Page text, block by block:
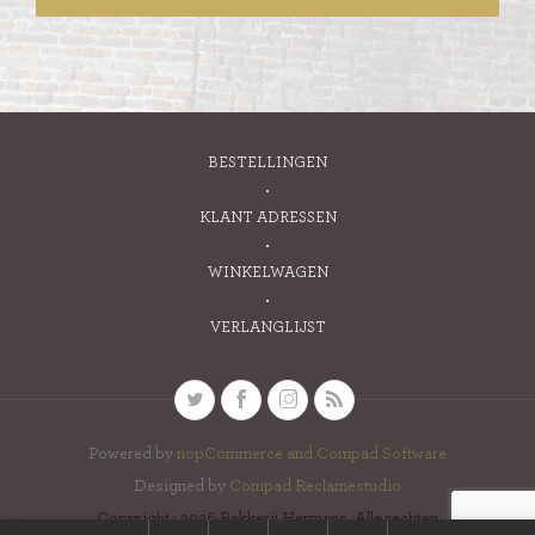
BESTELLINGEN
KLANT ADRESSEN
WINKELWAGEN
VERLANGLIJST
Powered by nopCommerce and Compad Software
Designed by Compad Reclamestudio
Copyright ; 2026 Bakkerij Hermans. Alle rechten